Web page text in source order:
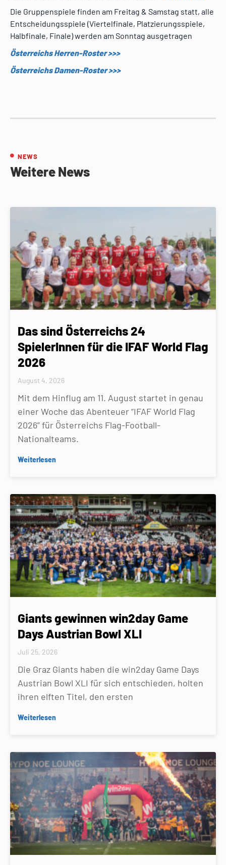
Die Gruppenspiele finden am Freitag & Samstag statt, alle
Entscheidungsspiele (Viertelfinale, Platzierungsspiele,
Halbfinale, Finale) werden am Sonntag ausgetragen
Österreichs Herren-Roster >>>
Österreichs Damen-Roster >>>
NEWS
Weitere News
Das sind Österreichs 24
SpielerInnen für die IFAF World Flag
2026
August 4, 2026
Mit dem Hinflug am 11. August startet in genau
einer Woche das Abenteuer “IFAF World Flag
2026” für Österreichs Flag-Football-
Nationalteams.
Weiterlesen
Giants gewinnen win2day Game
Days Austrian Bowl XLI
Juli 25, 2026
Die Graz Giants haben die win2day Game Days
Austrian Bowl XLI für sich entschieden, holten
ihren elften Titel, den ersten
Weiterlesen